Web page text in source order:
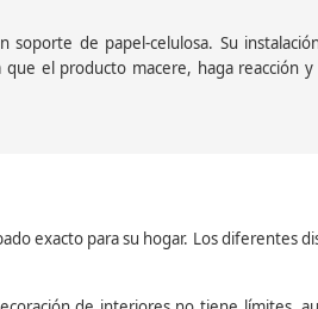
de papel-celulosa. Su
el producto macere, haga reacción
exacto para su hogar. Los diferentes